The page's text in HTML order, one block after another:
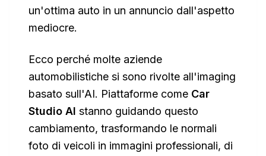
un'ottima auto in un annuncio dall'aspetto
mediocre.
Ecco perché molte aziende
automobilistiche si sono rivolte all'imaging
basato sull'AI. Piattaforme come Car
Studio AI stanno guidando questo
cambiamento, trasformando le normali
foto di veicoli in immagini professionali, di